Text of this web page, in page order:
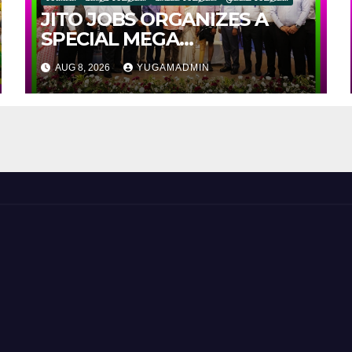
JITO JOBS ORGANIZES A
SPECIAL MEGA
EMPLOYMENT &
EMPOWERMENT DRIVE FOR
SPECIALLY ABLED
AUG 8, 2026 YUGAMADMIN